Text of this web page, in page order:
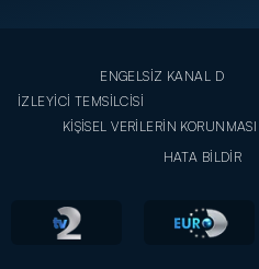
ENGELSİZ KANAL D
İZLEYİCİ TEMSİLCİSİ
KİŞİSEL VERİLERİN KORUNMASI
HATA BİLDİR